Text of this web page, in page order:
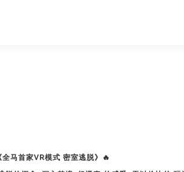
全马首家VR模式 密室逃脱》🔥